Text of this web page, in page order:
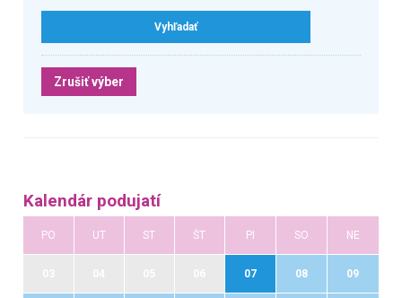
Zrušiť výber
Kalendár podujatí
PO UT ST ŠT PI SO NE
07 08 09